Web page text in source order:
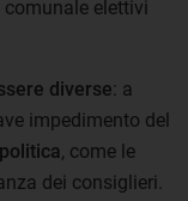
elettivi
diverse: a
impedimento del
, come le
dei consiglieri.